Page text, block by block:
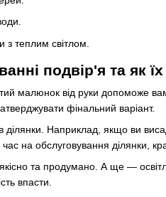
з теплим світлом.
подвір'я та як
малюнок від руки допоможе
фінальний варіант.
Наприклад, якщо ви
на обслуговування ділянки,
та продумано. А ще —
впасти.